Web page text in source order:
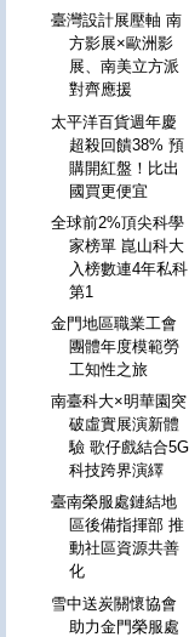
臺灣設計展壓軸 南
方影展×歐洲影
展、南美立方派
對齊應援
太平洋百貨週年慶
超殺回饋38% 預
購開紅盤！比出
國買更便宜
全球前2%頂尖科學
家榜單 崑山科大
入榜數連4年私科
第1
金門地區職業工會
團體年度模範勞
工知性之旅
南臺科大×明華園突
破虛實展演新體
驗 歌仔戲結合5G
科技跨界演繹
臺南榮服處鏈結地
區後備指揮部 推
動社區資源共善
化
雪中送炭關懷協會
助力金門榮服處